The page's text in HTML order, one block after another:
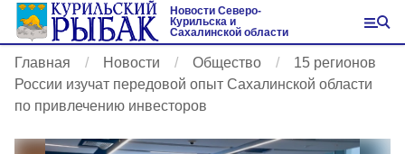
Новости Северо-
Курильска и
Сахалинской области
Главная Новости Общество
15 регионов
России изучат передовой опыт Сахалинской области
по привлечению инвесторов